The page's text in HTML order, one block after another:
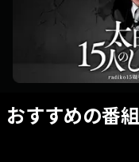
おすすめの番組